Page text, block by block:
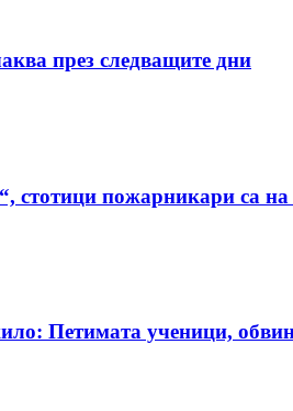
през следващите дни
стотици пожарникари са на
Петимата ученици,